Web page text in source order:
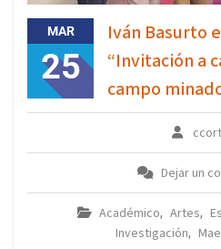
MAR
25
Iván Basurto
“Invitación a
campo
Dejar un
Académico, Artes,
Investigación,